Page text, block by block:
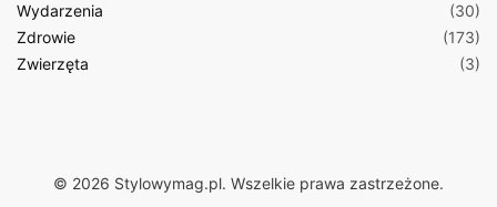
Wydarzenia
(30)
Zdrowie
(173)
Zwierzęta
(3)
© 2026 Stylowymag.pl. Wszelkie prawa zastrzeżone.